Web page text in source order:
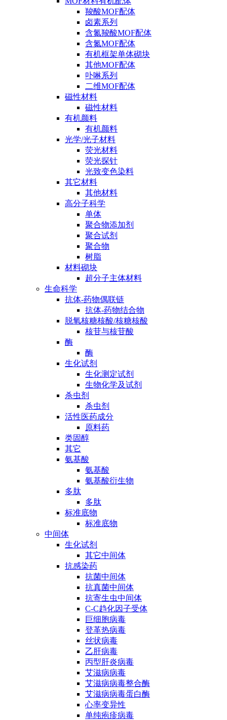
羧酸MOF配体
卤素系列
含氮羧酸MOF配体
含氮MOF配体
有机框架单体砌块
其他MOF配体
卟啉系列
二维MOF配体
磁性材料
磁性材料
有机颜料
有机颜料
光学/光子材料
荧光材料
荧光探针
光致变色染料
其它材料
其他材料
高分子科学
单体
聚合物添加剂
聚合试剂
聚合物
树脂
材料砌块
超分子主体材料
生命科学
抗体-药物偶联链
抗体-药物结合物
脱氧核糖核酸/核糖核酸
核苷与核苷酸
酶
酶
生化试剂
生化测定试剂
生物化学及试剂
杀虫剂
杀虫剂
活性医药成分
原料药
类固醇
其它
氨基酸
氨基酸
氨基酸衍生物
多肽
多肽
标准底物
标准底物
中间体
生化试剂
其它中间体
抗感染药
抗菌中间体
抗真菌中间体
抗寄生虫中间体
C-C趋化因子受体
巨细胞病毒
登革热病毒
丝状病毒
乙肝病毒
丙型肝炎病毒
艾滋病病毒
艾滋病病毒整合酶
艾滋病病毒蛋白酶
心率变异性
单纯疱疹病毒